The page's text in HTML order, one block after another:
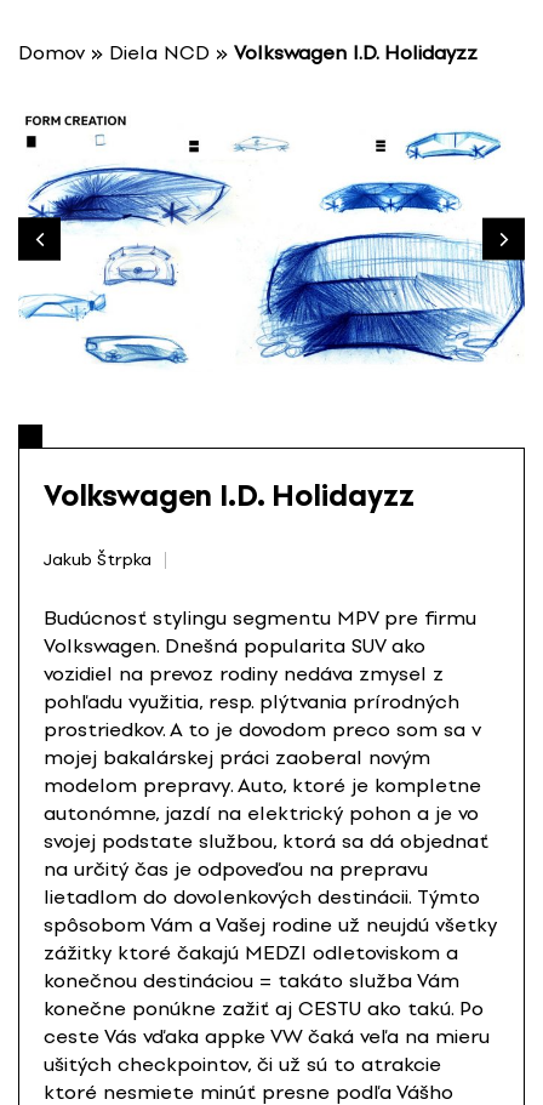
Domov » Diela NCD » Volkswagen I.D. Holidayzz
Volkswagen I.D. Holidayzz
Jakub Štrpka
Budúcnosť stylingu segmentu MPV pre firmu
Volkswagen. Dnešná popularita SUV ako
vozidiel na prevoz rodiny nedáva zmysel z
pohľadu využitia, resp. plýtvania prírodných
prostriedkov. A to je dovodom preco som sa v
mojej bakalárskej práci zaoberal novým
modelom prepravy. Auto, ktoré je kompletne
autonómne, jazdí na elektrický pohon a je vo
svojej podstate službou, ktorá sa dá objednať
na určitý čas je odpoveďou na prepravu
lietadlom do dovolenkových destinácii. Týmto
spôsobom Vám a Vašej rodine už neujdú všetky
zážitky ktoré čakajú MEDZI odletoviskom a
konečnou destináciou = takáto služba Vám
konečne ponúkne zažiť aj CESTU ako takú. Po
ceste Vás vďaka appke VW čaká veľa na mieru
ušitých checkpointov, či už sú to atrakcie
ktoré nesmiete minúť presne podľa Vášho